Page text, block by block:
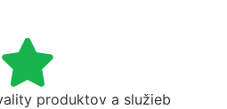
produktov a služieb